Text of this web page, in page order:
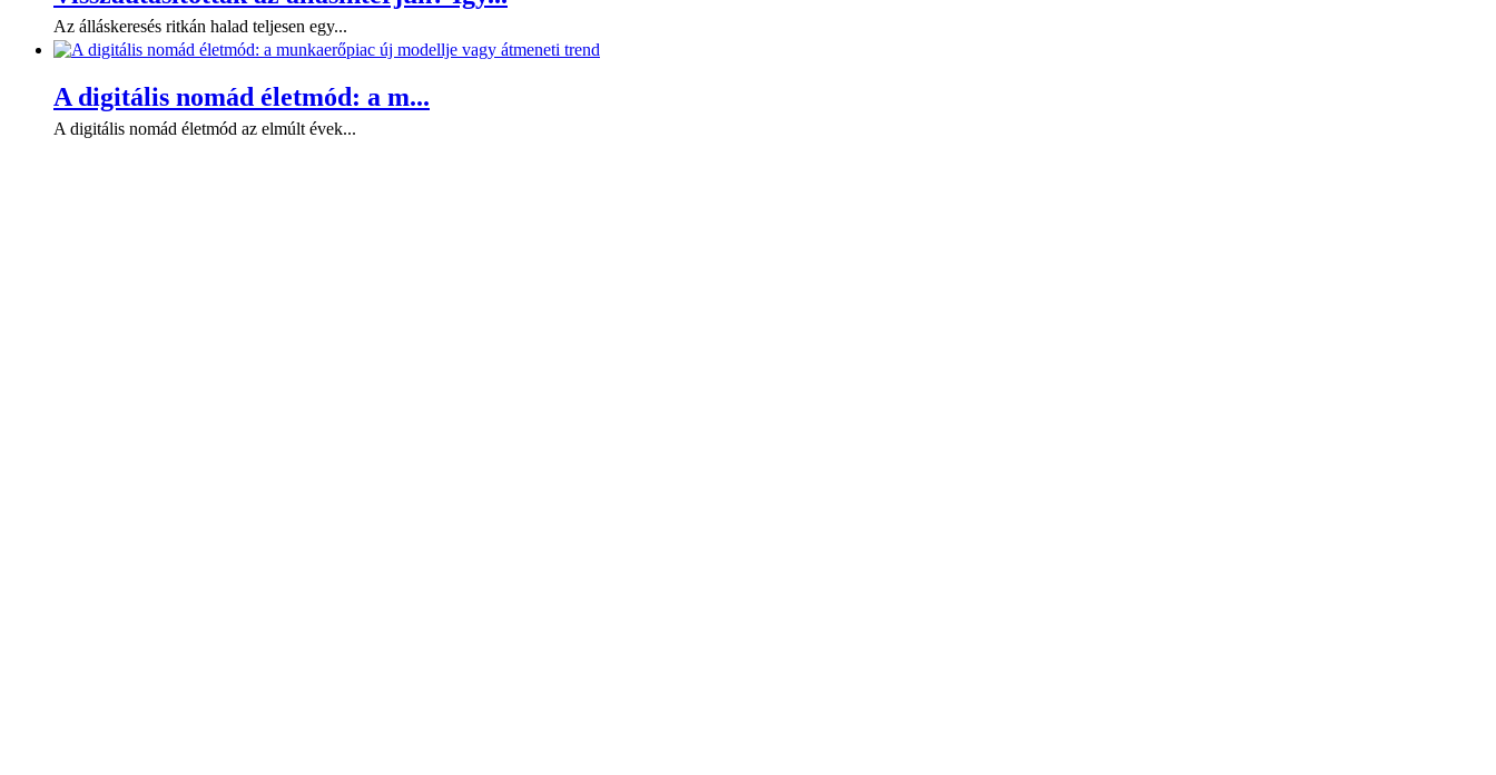
Az álláskeresés ritkán halad teljesen egy...
A digitális nomád életmód: a m...
A digitális nomád életmód az elmúlt évek...